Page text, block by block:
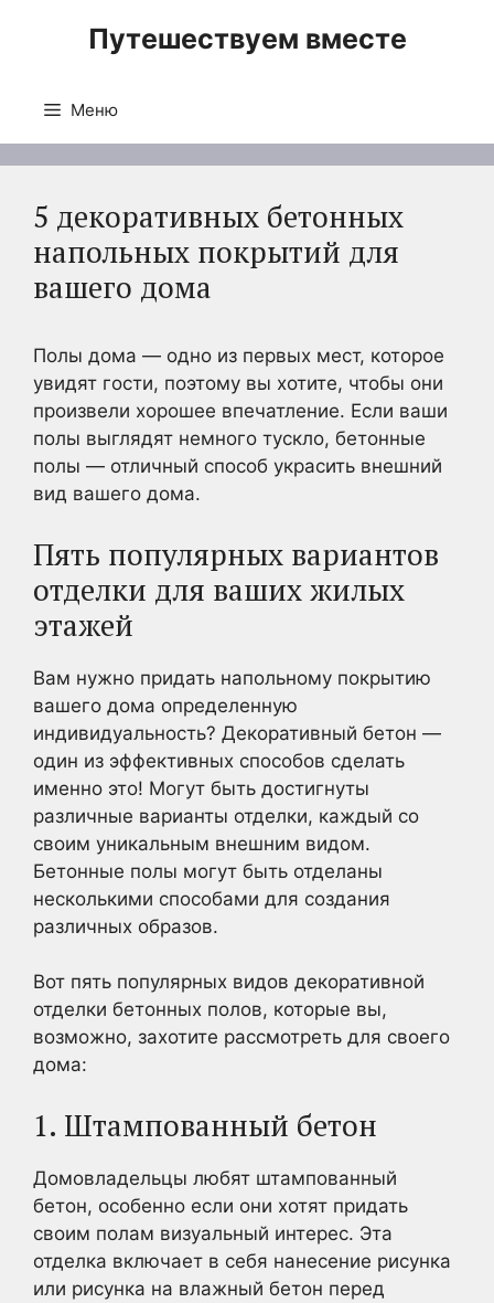
Путешествуем вместе
Меню
5 декоративных бетонных
напольных покрытий для
вашего дома
Полы дома — одно из первых мест, которое
увидят гости, поэтому вы хотите, чтобы они
произвели хорошее впечатление. Если ваши
полы выглядят немного тускло, бетонные
полы — отличный способ украсить внешний
вид вашего дома.
Пять популярных вариантов
отделки для ваших жилых
этажей
Вам нужно придать напольному покрытию
вашего дома определенную
индивидуальность? Декоративный бетон —
один из эффективных способов сделать
именно это! Могут быть достигнуты
различные варианты отделки, каждый со
своим уникальным внешним видом.
Бетонные полы могут быть отделаны
несколькими способами для создания
различных образов.
Вот пять популярных видов декоративной
отделки бетонных полов, которые вы,
возможно, захотите рассмотреть для своего
дома:
1. Штампованный бетон
Домовладельцы любят штампованный
бетон, особенно если они хотят придать
своим полам визуальный интерес. Эта
отделка включает в себя нанесение рисунка
или рисунка на влажный бетон перед